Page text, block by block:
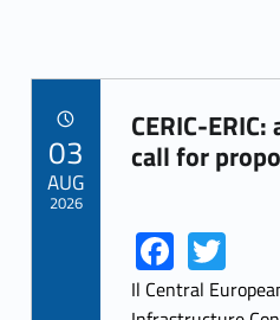
Link identifier archive #link-archive-94667
CERIC-
call for
Link identifier share facebook archive #share-link-archive-63817Fa
ce
Link identifier share twitter archive #share-link-archive-8346T
w
Il Central
03
AUG
2026